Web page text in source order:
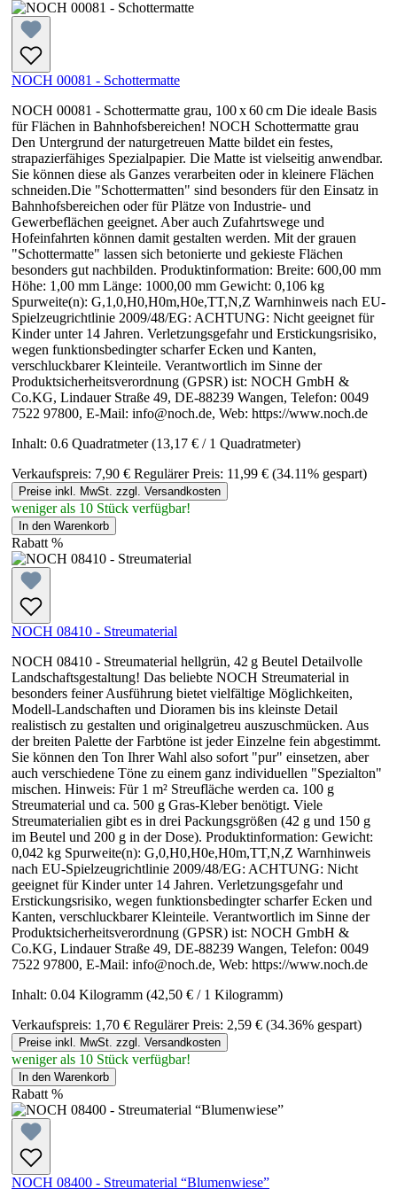
NOCH 00081 - Schottermatte
NOCH 00081 - Schottermatte grau, 100 x 60 cm Die ideale Basis
für Flächen in Bahnhofsbereichen! NOCH Schottermatte grau
Den Untergrund der naturgetreuen Matte bildet ein festes,
strapazierfähiges Spezialpapier. Die Matte ist vielseitig anwendbar.
Sie können diese als Ganzes verarbeiten oder in kleinere Flächen
schneiden.Die "Schottermatten" sind besonders für den Einsatz in
Bahnhofsbereichen oder für Plätze von Industrie- und
Gewerbeflächen geeignet. Aber auch Zufahrtswege und
Hofeinfahrten können damit gestalten werden. Mit der grauen
"Schottermatte" lassen sich betonierte und gekieste Flächen
besonders gut nachbilden. Produktinformation: Breite: 600,00 mm
Höhe: 1,00 mm Länge: 1000,00 mm Gewicht: 0,106 kg
Spurweite(n): G,1,0,H0,H0m,H0e,TT,N,Z Warnhinweis nach EU-
Spielzeugrichtlinie 2009/48/EG: ACHTUNG: Nicht geeignet für
Kinder unter 14 Jahren. Verletzungsgefahr und Erstickungsrisiko,
wegen funktionsbedingter scharfer Ecken und Kanten,
verschluckbarer Kleinteile. Verantwortlich im Sinne der
Produktsicherheitsverordnung (GPSR) ist: NOCH GmbH &
Co.KG, Lindauer Straße 49, DE-88239 Wangen, Telefon: 0049
7522 97800, E-Mail: info@noch.de, Web: https://www.noch.de
Inhalt: 0.6 Quadratmeter(13,17 € / 1 Quadratmeter)
Verkaufspreis: 7,90 € Regulärer Preis: 11,99 € (34.11% gespart)
Preise inkl. MwSt. zzgl. Versandkosten
weniger als 10 Stück verfügbar!
In den Warenkorb
Rabatt %
NOCH 08410 - Streumaterial
NOCH 08410 - Streumaterial hellgrün, 42 g Beutel Detailvolle
Landschaftsgestaltung! Das beliebte NOCH Streumaterial in
besonders feiner Ausführung bietet vielfältige Möglichkeiten,
Modell-Landschaften und Dioramen bis ins kleinste Detail
realistisch zu gestalten und originalgetreu auszuschmücken. Aus
der breiten Palette der Farbtöne ist jeder Einzelne fein abgestimmt.
Sie können den Ton Ihrer Wahl also sofort "pur" einsetzen, aber
auch verschiedene Töne zu einem ganz individuellen "Spezialton"
mischen. Hinweis: Für 1 m² Streufläche werden ca. 100 g
Streumaterial und ca. 500 g Gras-Kleber benötigt. Viele
Streumaterialien gibt es in drei Packungsgrößen (42 g und 150 g
im Beutel und 200 g in der Dose). Produktinformation: Gewicht:
0,042 kg Spurweite(n): G,0,H0,H0e,H0m,TT,N,Z Warnhinweis
nach EU-Spielzeugrichtlinie 2009/48/EG: ACHTUNG: Nicht
geeignet für Kinder unter 14 Jahren. Verletzungsgefahr und
Erstickungsrisiko, wegen funktionsbedingter scharfer Ecken und
Kanten, verschluckbarer Kleinteile. Verantwortlich im Sinne der
Produktsicherheitsverordnung (GPSR) ist: NOCH GmbH &
Co.KG, Lindauer Straße 49, DE-88239 Wangen, Telefon: 0049
7522 97800, E-Mail: info@noch.de, Web: https://www.noch.de
Inhalt: 0.04 Kilogramm (42,50 € / 1 Kilogramm)
Verkaufspreis: 1,70 € Regulärer Preis: 2,59 € (34.36% gespart)
Preise inkl. MwSt. zzgl. Versandkosten
weniger als 10 Stück verfügbar!
In den Warenkorb
Rabatt %
NOCH 08400 - Streumaterial “Blumenwiese”